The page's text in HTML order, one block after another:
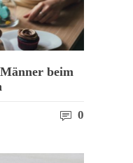
beim
0